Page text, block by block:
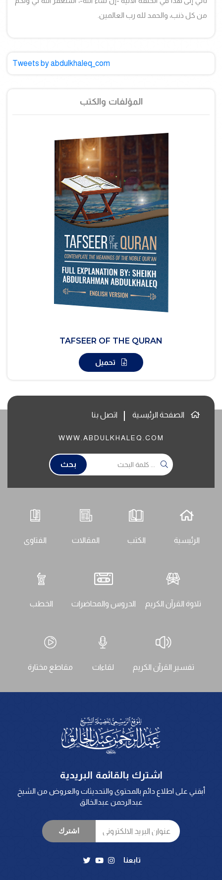
من كل ذنب، والحمد لله رب العالمين.
Tweets by abdulkhaleq_com
المؤلفات والكتب
TAFSEER OF THE QURAN
تحميل
الصفحة الرئيسية اتصل بنا
WWW.ABDULKHALEQ.COM
بحث
الرئيسية الكتب المقالات الفتاوى
تلاوة القرآن الكريم الدروس والمحاضرات الخطب
تفسير القرآن الكريم لقاءات مقاطع مختارة
اشترك بالقائمة البريدية
أبقني على اطلاع دائم بالمحتوى والتحديثات والعروض من الشيخ
عبدالرحمن عبدالخالق
اشترك
تابعنا